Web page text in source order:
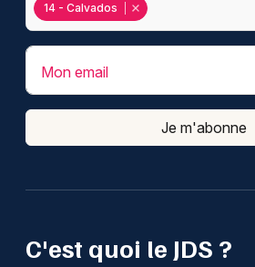
C'est quoi le JDS ?
14 - Calvados
Mon email
Je m'abonne